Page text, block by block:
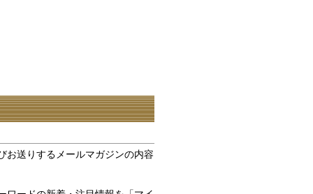
お送りするメールマガジンの内容